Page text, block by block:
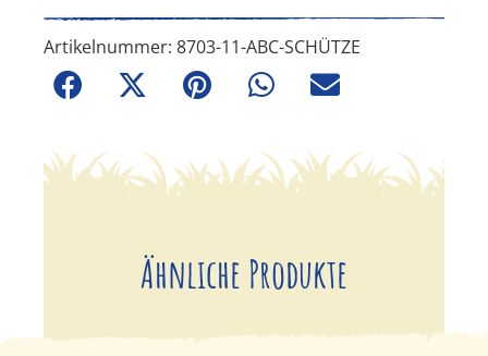
Artikelnummer: 8703-11-ABC-SCHÜTZE
Ähnliche Produkte